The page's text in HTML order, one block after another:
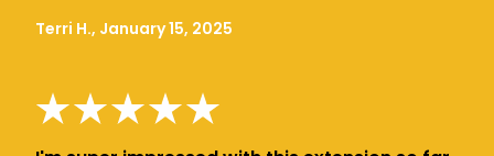
Terri H., January 15, 2025